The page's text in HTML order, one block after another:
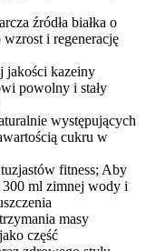
źródła białka o
i regenerację
jakości kazeiny
powolny i stały
występujących
cukru w
fitness; Aby
ml zimnej wody i
masy
część